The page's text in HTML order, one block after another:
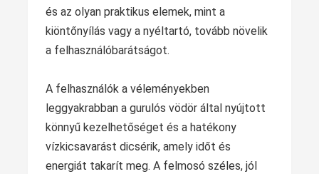
és az olyan praktikus elemek, mint a
kiöntőnyílás vagy a nyéltartó, tovább növelik
a felhasználóbarátságot.
A felhasználók a véleményekben
leggyakrabban a gurulós vödör által nyújtott
könnyű kezelhetőséget és a hatékony
vízkicsavarást dicsérik, amely időt és
energiát takarít meg. A felmosó széles, jól